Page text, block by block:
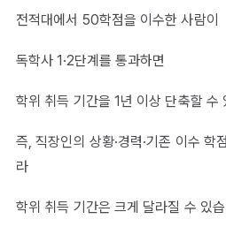
전적대에서 50학점을 이수한 사람이
독학사 1·2단계를 통과하면
학위 취득 기간을 1년 이상 단축할 수
즉, 직장인의 상황·경력·기존 이수 학
라
학위 취득 기간은 크게 달라질 수 있